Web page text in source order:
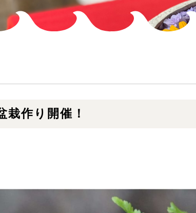
栽作り開催！